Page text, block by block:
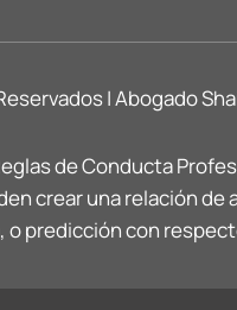
| Abogado
de Conducta
crear una relación
predicción con